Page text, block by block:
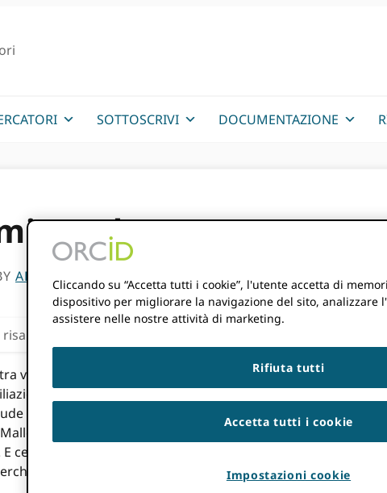
SOTTOSCRIVI DOCUMENTAZIONE
e oltre!
ALICE PRATI
a più di tre anni fa. Le informazioni contenute in questo
visione di un mondo in cui tutti coloro che partecipano
e contributi, dobbiamo stabilire e mantenere canali
l'interazione con i ricercatori su quando, come e perché
Robertson di recente
ha spiegato . Ascoltiamo anche
E cerchiamo attivamente di raccogliere informazioni sugli
come il
THOR Studio di ORCID Adozione attraverso
Cliccando su “Accetta tutti i cookie”, l'utente accetta di
dispositivo per migliorare la navigazione del sito, analizzare
assistere nelle nostre attività di marketing.
Rifiuta tutti
Accetta tutti i cookie
Impostazioni cookie